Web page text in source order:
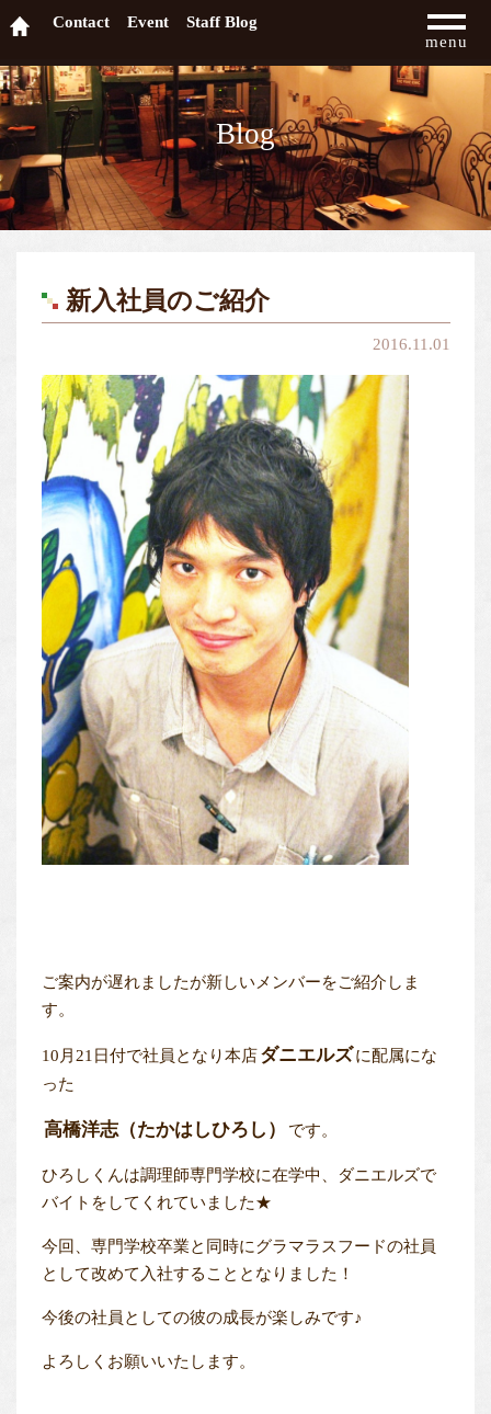
Contact Event
Staff Blog
menu
Blog
新入社員のご紹介
2016.11.01
ご案内が遅れましたが新しいメンバーをご紹介しま
す。
10月21日付で社員となり本店 ダニエルズ に配属にな
った
高橋洋志（たかはしひろし） です。
ひろしくんは調理師専門学校に在学中、ダニエルズで
バイトをしてくれていました★
今回、専門学校卒業と同時にグラマラスフードの社員
として改めて入社することとなりました！
今後の社員としての彼の成長が楽しみです♪
よろしくお願いいたします。